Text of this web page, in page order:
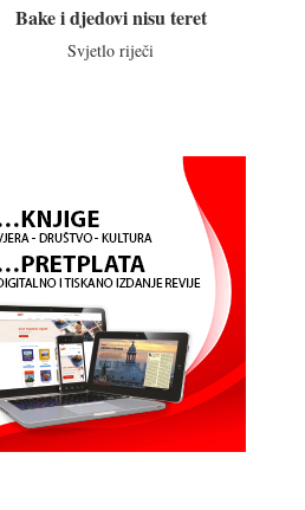
Bake i djedovi nisu teret
Svjetlo riječi